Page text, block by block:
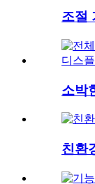
조절
소박
친환